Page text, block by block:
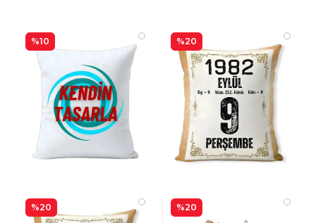
%10 %20
%20 %20